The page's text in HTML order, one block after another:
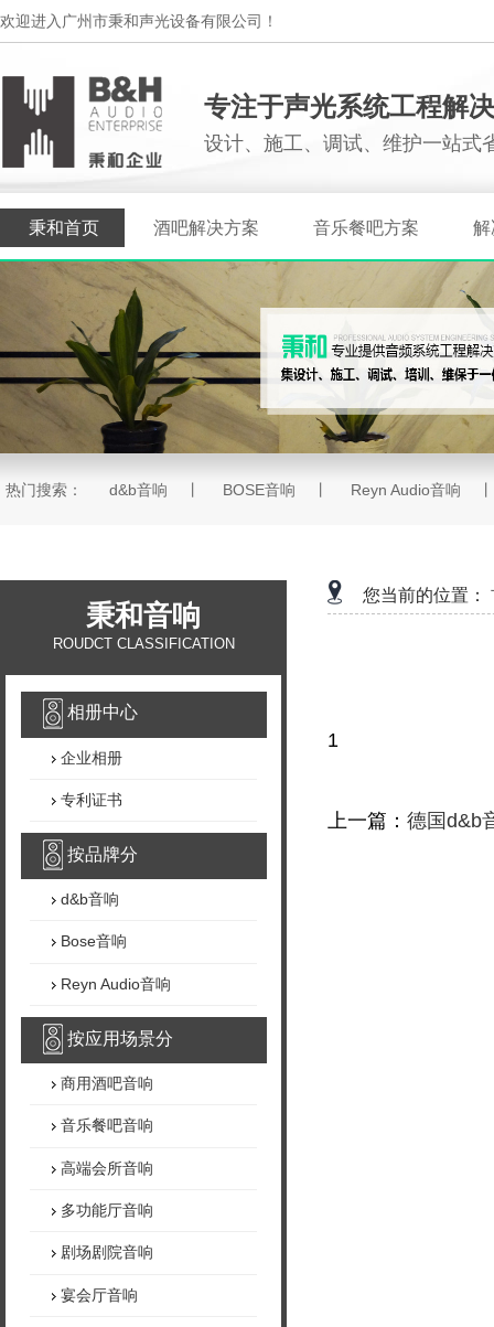
欢迎进入广州市秉和声光设备有限公司！
专注于声光系统工程解
设计、施工、调试、维护一站式
秉和首页 酒吧解决方案 音乐餐吧方案 解
热门搜索： d&b音响 丨 BOSE音响 丨 Reyn Audio音响 丨
秉和音响
ROUDCT CLASSIFICATION
相册中心
企业相册
专利证书
按品牌分
d&b音响
Bose音响
Reyn Audio音响
按应用场景分
商用酒吧音响
音乐餐吧音响
高端会所音响
多功能厅音响
剧场剧院音响
宴会厅音响
您当前的位置：
1
上一篇： 德国d&b